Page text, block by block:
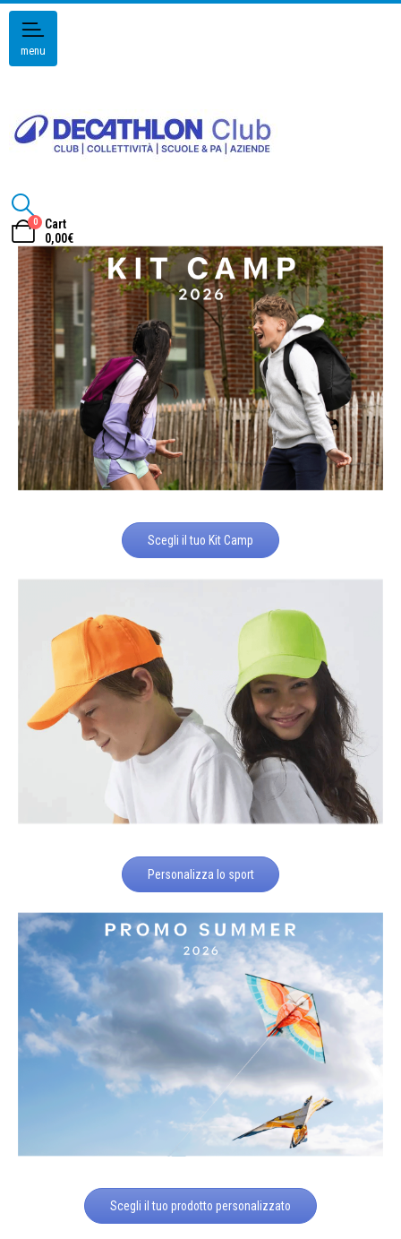
menu
0
Cart
0,00€
Scegli il tuo Kit Camp
Personalizza lo sport
Scegli il tuo prodotto personalizzato